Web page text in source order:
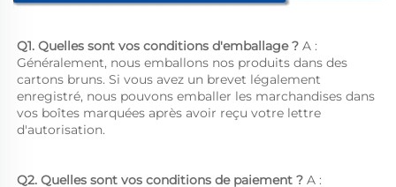
Q1. Quelles sont vos conditions d'emballage ? A :
Généralement, nous emballons nos produits dans des
cartons bruns. Si vous avez un brevet légalement
enregistré, nous pouvons emballer les marchandises dans
vos boîtes marquées après avoir reçu votre lettre
d'autorisation.
Q2. Quelles sont vos conditions de paiement ? A :